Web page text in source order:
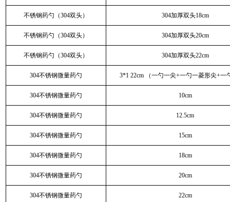
不锈钢药勺（304双头） 304加厚双头18cm
不锈钢药勺（304双头） 304加厚双头20cm
不锈钢药勺（304双头） 304加厚双头22cm
304不锈钢微量药勺 3*1 22cm （一勺一尖+一勺一菱形尖+一
304不锈钢微量药勺 10cm
304不锈钢微量药勺 12.5cm
304不锈钢微量药勺 15cm
304不锈钢微量药勺 18cm
304不锈钢微量药勺 20cm
304不锈钢微量药勺 22cm